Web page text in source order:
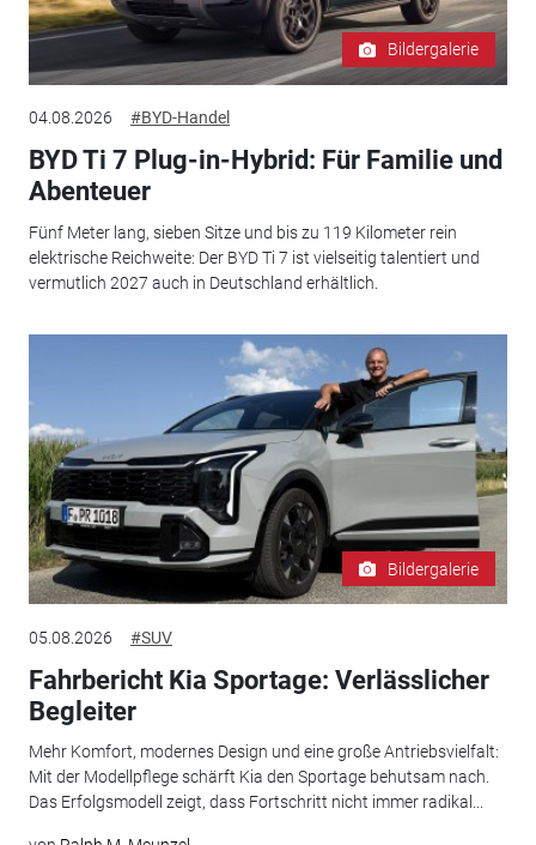
Bildergalerie
04.08.2026 #BYD-Handel
BYD Ti 7 Plug-in-Hybrid: Für Familie und
Abenteuer
Fünf Meter lang, sieben Sitze und bis zu 119 Kilometer rein
elektrische Reichweite: Der BYD Ti 7 ist vielseitig talentiert und
vermutlich 2027 auch in Deutschland erhältlich.
Bildergalerie
05.08.2026 #SUV
Fahrbericht Kia Sportage: Verlässlicher
Begleiter
Mehr Komfort, modernes Design und eine große Antriebsvielfalt:
Mit der Modellpflege schärft Kia den Sportage behutsam nach.
Das Erfolgsmodell zeigt, dass Fortschritt nicht immer radikal...